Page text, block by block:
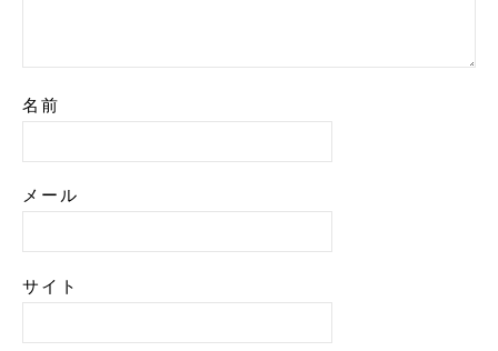
名前
メール
サイト